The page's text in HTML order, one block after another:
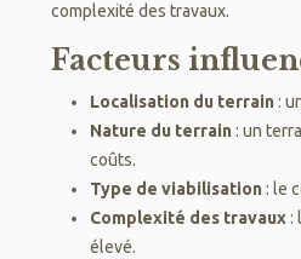
complexité des travaux.
Facteurs
Localisation du terrain :
Nature du terrain : un
coûts.
Type de viabilisation : le
Complexité des travaux:
élevé.